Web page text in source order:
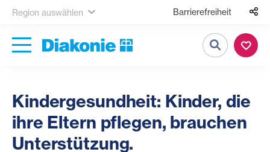
Region auswählen Barrierefreiheit
Suche
Kindergesundheit: Kinder, die
ihre Eltern pflegen, brauchen
Unterstützung.